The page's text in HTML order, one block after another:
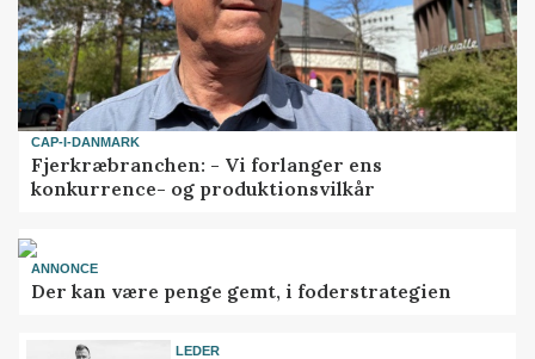
CAP-I-DANMARK
Fjerkræbranchen: - Vi forlanger ens
konkurrence- og produktionsvilkår
ANNONCE
Der kan være penge gemt, i foderstrategien
LEDER